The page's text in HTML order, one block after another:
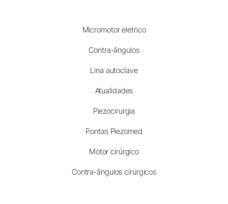
Micromotor elétrico
Contra-ângulos
Lina autoclave
Atualidades
Piezocirurgia
Pontas Piezomed
Motor cirúrgico
Contra-ângulos cirúrgicos